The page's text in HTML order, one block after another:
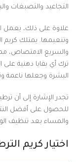
التجاعيد والتصبغات
علاوة على ذلك، يعمل
وتنعيمها. يمتلك كريم
والسريع الامتصاص،
ترك أي بقايا دهنية
البشرة وجعلها ناعمة
تجدر الإشارة إلى أن
للحصول على أفضل
والمساء بعد تنظيف
اختيار كريم